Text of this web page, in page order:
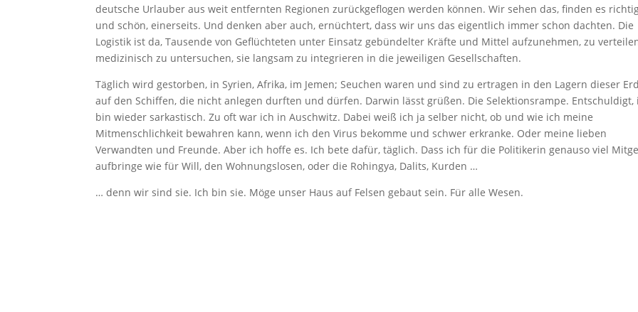
deutsche Urlauber aus weit entfernten Regionen zurückgeflogen werden können. Wir sehen das, finden es
und schön, einerseits. Und denken aber auch, ernüchtert, dass wir uns das eigentlich immer schon dachten. Die
Logistik ist da, Tausende von Geflüchteten unter Einsatz gebündelter Kräfte und Mittel aufzunehmen, zu
medizinisch zu untersuchen, sie langsam zu integrieren in die jeweiligen Gesellschaften.
Täglich wird gestorben, in Syrien, Afrika, im Jemen; Seuchen waren und sind zu ertragen in den Lagern dieser
auf den Schiffen, die nicht anlegen durften und dürfen. Darwin lässt grüßen. Die Selektionsrampe. Entschuldigt,
bin wieder sarkastisch. Zu oft war ich in Auschwitz. Dabei weiß ich ja selber nicht, ob und wie ich meine
Mitmenschlichkeit bewahren kann, wenn ich den Virus bekomme und schwer erkranke. Oder meine lieben
Verwandten und Freunde. Aber ich hoffe es. Ich bete dafür, täglich. Dass ich für die Politikerin genauso viel
aufbringe wie für Will, den Wohnungslosen, oder die Rohingya, Dalits, Kurden …
… denn wir sind sie. Ich bin sie. Möge unser Haus auf Felsen gebaut sein. Für alle Wesen.